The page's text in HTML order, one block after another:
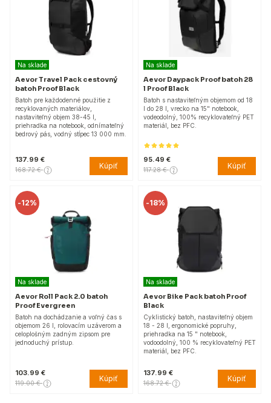
Na sklade
Aevor Travel Pack cestovný
batoh Proof Black
Batoh pre každodenné použitie z
recyklovaných materiálov,
nastaviteľný objem 38-45 l,
priehradka na notebook, odnímateľný
bedrový pás, vodný stĺpec 13 000 mm.
137.99 €
168.72 € Kúpiť
Na sklade
Aevor Daypack Proof batoh 28
l Proof Black
Batoh s nastaviteľným objemom od 18
l do 28 l, vrecko na 15" notebook,
vodeodolný, 100% recyklovateľný PET
materiál, bez PFC.
95.49 €
117.28 € Kúpiť
-12%
Na sklade
Aevor Roll Pack 2.0 batoh
Proof Evergreen
Batoh na dochádzanie a voľný čas s
objemom 26 l, rolovacím uzáverom a
celoplošným zadným zipsom pre
jednoduchý prístup.
103.99 €
119.00 € Kúpiť
-18%
Na sklade
Aevor Bike Pack batoh Proof
Black
Cyklistický batoh, nastaviteľný objem
18 - 28 l, ergonomické popruhy,
priehradka na 15 " notebook,
vodoodolný, 100 % recyklovateľný PET
materiál, bez PFC.
137.99 €
168.72 € Kúpiť